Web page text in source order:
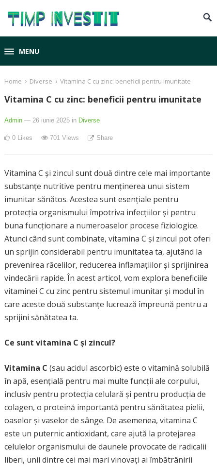
MENU
Home › Diverse › Vitamina C cu zinc: beneficii pentru imunitate
Vitamina C cu zinc: beneficii pentru imunitate
Admin — 26 iunie 2025 in Diverse
0 Likes 701Views Share
Vitamina C și zincul sunt două dintre cele mai importante
substanțe nutritive pentru menținerea unui sistem
imunitar sănătos. Acestea sunt esențiale pentru
protecția organismului împotriva infecțiilor și pentru
buna funcționare a numeroaselor procese fiziologice.
Atunci când sunt combinate, vitamina C și zincul pot oferi
un sprijin considerabil pentru imunitatea ta, ajutând la
prevenirea răcelilor, reducerea inflamațiilor și sprijinirea
vindecării rapide. În acest articol, vom explora beneficiile
vitaminei C cu zinc pentru sistemul imunitar și modul în
care aceste două substanțe lucrează împreună pentru a
sprijini sănătatea ta.
Ce sunt vitamina C și zincul?
Vitamina C (sau acidul ascorbic) este o vitamină solubilă
în apă, esențială pentru mai multe funcții ale corpului,
inclusiv pentru protecția celulară și pentru producția de
colagen, o proteină importantă pentru sănătatea pielii,
oaselor și vaselor de sânge. De asemenea, vitamina C
este un puternic antioxidant, care ajută la protejarea
celulelor organismului de daunele provocate de radicalii
liberi, unii dintre cei mai mari vinovați ai îmbătrânirii